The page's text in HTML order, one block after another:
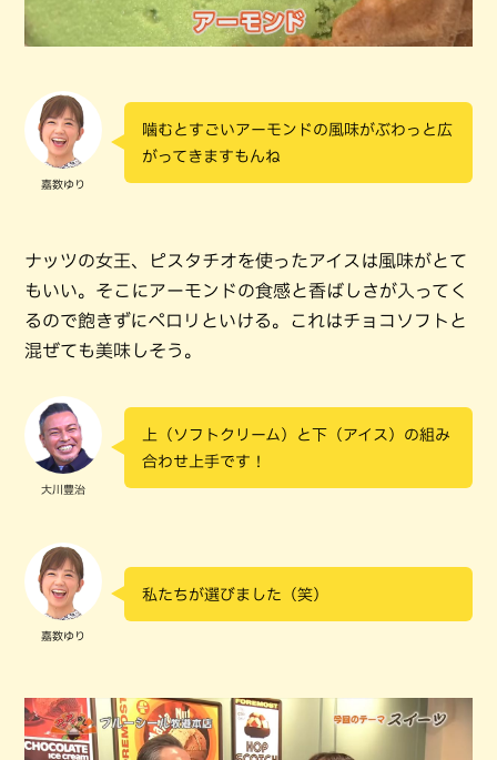
嘉数ゆり
噛むとすごいアーモンドの風味がぶわっと広
がってきますもんね
ナッツの女王、ピスタチオを使ったアイスは風味がとて
もいい。そこにアーモンドの食感と香ばしさが入ってく
るので飽きずにペロリといける。これはチョコソフトと
混ぜても美味しそう。
大川豊治
上（ソフトクリーム）と下（アイス）の組み
合わせ上手です！
嘉数ゆり
私たちが選びました（笑）